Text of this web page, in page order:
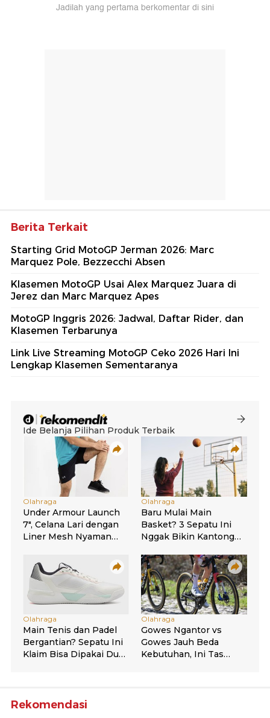
Jadilah yang pertama berkomentar di sini
Berita Terkait
Starting Grid MotoGP Jerman 2026: Marc
Marquez Pole, Bezzecchi Absen
Klasemen MotoGP Usai Alex Marquez Juara di
Jerez dan Marc Marquez Apes
MotoGP Inggris 2026: Jadwal, Daftar Rider, dan
Klasemen Terbarunya
Link Live Streaming MotoGP Ceko 2026 Hari Ini
Lengkap Klasemen Sementaranya
Rekomendasi